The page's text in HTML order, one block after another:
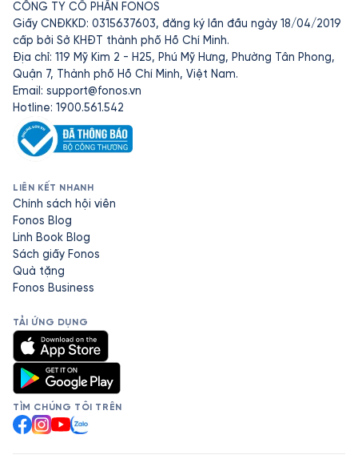
CÔNG TY CỔ PHẦN FONOS
Giấy CNĐKKD: 0315637603, đăng ký lần đầu ngày 18/04/2019
cấp bởi Sở KHĐT thành phố Hồ Chí Minh.
Địa chỉ: 119 Mỹ Kim 2 - H25, Phú Mỹ Hưng, Phường Tân Phong,
Quận 7, Thành phố Hồ Chí Minh, Việt Nam.
Email: support@fonos.vn
Hotline: 1900.561.542
LIÊN KẾT NHANH
Chính sách hội viên
Fonos Blog
Linh Book Blog
Sách giấy Fonos
Quà tặng
Fonos Business
TẢI ỨNG DỤNG
TÌM CHÚNG TÔI TRÊN
Facebook
Instagram
YouTube
Zalo